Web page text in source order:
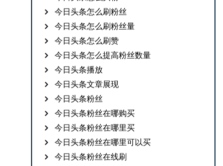
今日头条怎么刷粉丝
今日头条怎么刷粉丝量
今日头条怎么刷赞
今日头条怎么提高粉丝数量
今日头条播放
今日头条文章展现
今日头条粉丝
今日头条粉丝在哪购买
今日头条粉丝在哪里买
今日头条粉丝在哪里可以买
今日头条粉丝在线刷